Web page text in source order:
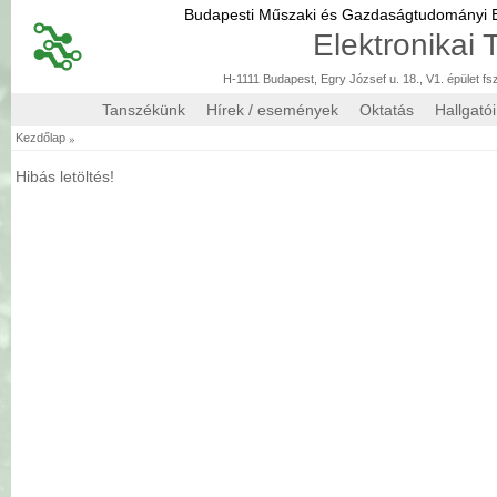
Budapesti Műszaki és Gazdaságtudományi
Elektronikai
H-1111 Budapest, Egry József u. 18., V1. épület
Tanszékünk Hírek / események Oktatás
Kezdőlap »
Hibás letöltés!